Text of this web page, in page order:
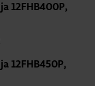
12FHB400P,
12FHB450P,